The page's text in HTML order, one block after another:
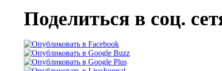
Поделиться в соц.